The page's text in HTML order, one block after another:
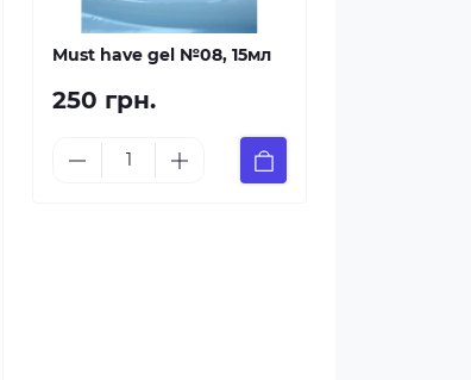
Must have gel №08, 15мл
250 грн.